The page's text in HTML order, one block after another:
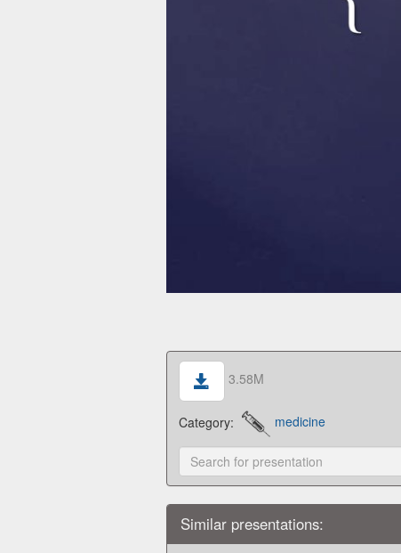
3.58M
Category: medicine
Similar presentations: